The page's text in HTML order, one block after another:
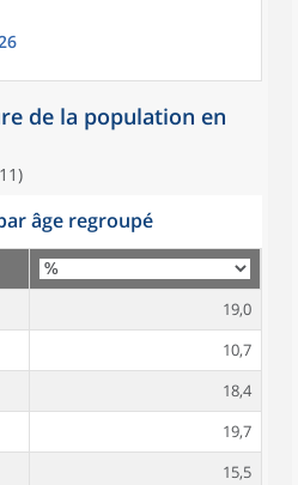
de la population en
âge regroupé
19,0
10,7
18,4
19,7
15,5